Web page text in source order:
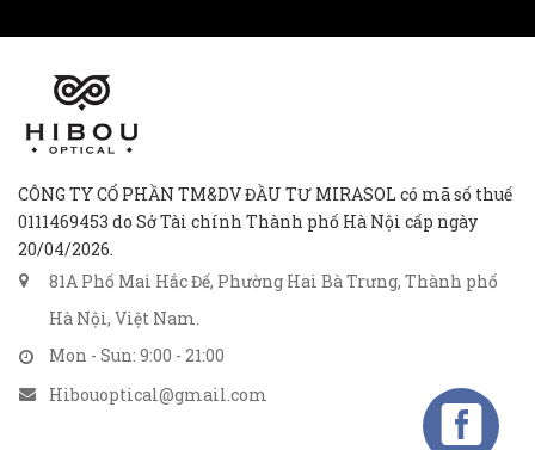
CÔNG TY CỔ PHẦN TM&DV ĐẦU TƯ MIRASOL có mã số thuế
0111469453 do Sở Tài chính Thành phố Hà Nội cấp ngày
20/04/2026.
81A Phố Mai Hắc Đế, Phường Hai Bà Trưng, Thành phố
Hà Nội, Việt Nam.
Mon - Sun: 9:00 - 21:00
Hibouoptical@gmail.com